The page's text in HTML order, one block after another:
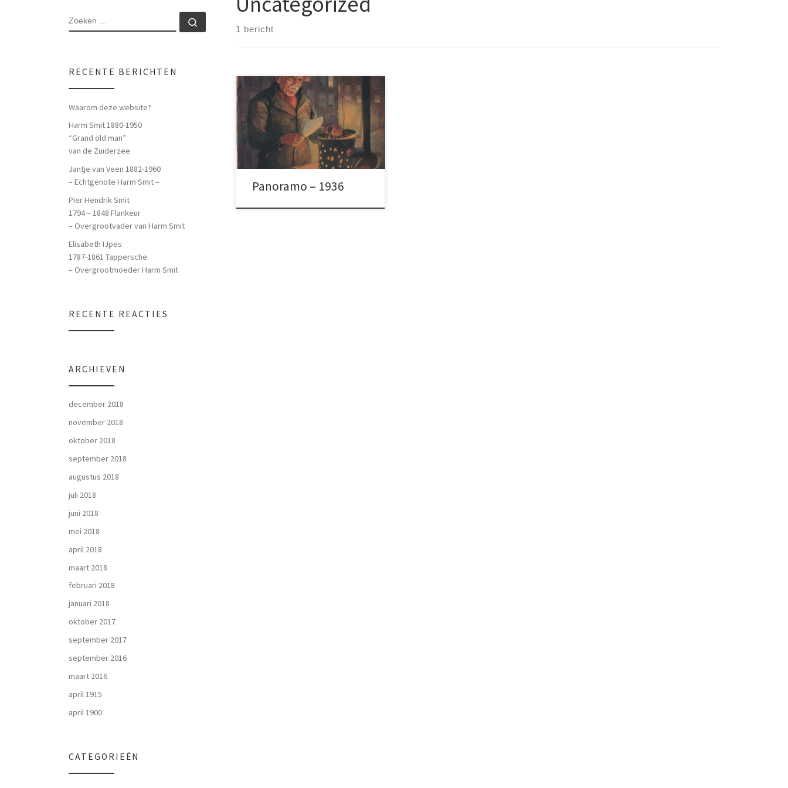
1 bericht
Panoramo – 1936
ZOEKEN
RECENTE BERICHTEN
Waarom deze website?
Harm Smit 1880-1950
“Grand old man”
van de Zuiderzee
Jantje van Veen 1882-1960
– Echtgenote Harm Smit –
Pier Hendrik Smit
1794 – 1848 Flankeur
– Overgrootvader van Harm Smit
Elisabeth IJpes
1787-1861 Tappersche
– Overgrootmoeder Harm Smit
RECENTE REACTIES
ARCHIEVEN
december 2018
november 2018
oktober 2018
september 2018
augustus 2018
juli 2018
juni 2018
mei 2018
april 2018
maart 2018
februari 2018
januari 2018
oktober 2017
september 2017
september 2016
maart 2016
april 1915
april 1900
CATEGORIEËN